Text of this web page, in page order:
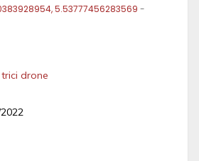
5.53777456283569 -
trici drone